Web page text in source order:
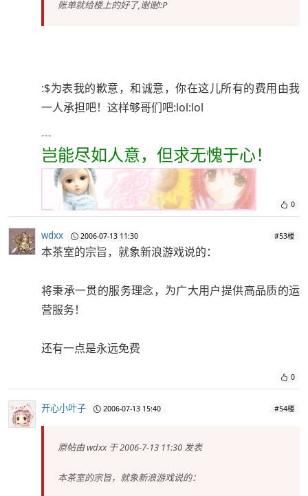
账单就给楼上的好了,谢谢!:P
:$为表我的歉意，和诚意，你在这儿所有的费用由我
一人承担吧！这样够哥们吧:lol:lol
---
岂能尽如人意，但求无愧于心！
0
wdxx 2006-07-13 11:30 #53楼
本茶室的宗旨，就象新浪游戏说的：
将秉承一贯的服务理念，为广大用户提供高品质的运
营服务！
还有一点是永远免费
0
开心小叶子 2006-07-13 15:40 #54楼
原帖由wdxx于 2006-7-13 11:30 发表
本茶室的宗旨，就象新浪游戏说的：